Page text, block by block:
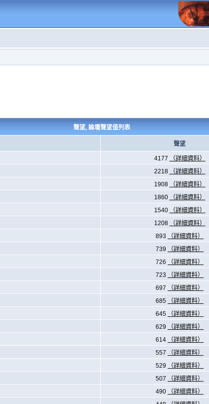
聲望, 論壇聲望值列表
聲望
4177 （詳細資料）
2218 （詳細資料）
1908 （詳細資料）
1860 （詳細資料）
1540 （詳細資料）
1208 （詳細資料）
893 （詳細資料）
739 （詳細資料）
726 （詳細資料）
723 （詳細資料）
697 （詳細資料）
685 （詳細資料）
645 （詳細資料）
629 （詳細資料）
614 （詳細資料）
557 （詳細資料）
529 （詳細資料）
507 （詳細資料）
490 （詳細資料）